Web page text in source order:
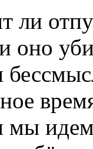
ли
оно
мы